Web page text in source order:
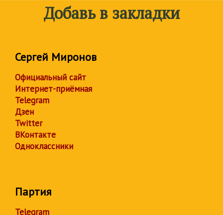
Добавь в закладки
Сергей Миронов
Официальный сайт
Интернет-приёмная
Telegram
Дзен
Twitter
ВКонтакте
Одноклассники
Партия
Telegram